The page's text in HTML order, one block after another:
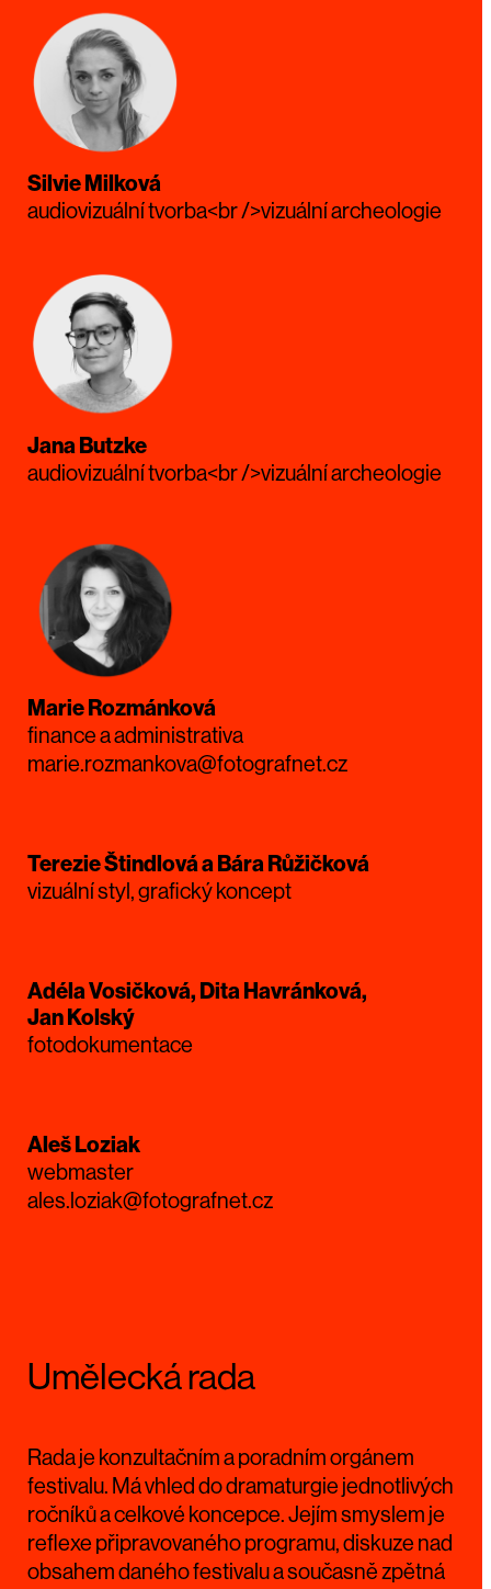
Silvie Milková
audiovizuální tvorba<br />vizuální archeologie
Jana Butzke
audiovizuální tvorba<br />vizuální archeologie
Marie Rozmánková
finance a administrativa
marie.rozmankova@fotografnet.cz
Terezie Štindlová a Bára Růžičková
vizuální styl, grafický koncept
Adéla Vosičková, Dita Havránková,
Jan Kolský
fotodokumentace
Aleš Loziak
webmaster
ales.loziak@fotografnet.cz
Umělecká rada
Rada je konzultačním a poradním orgánem
festivalu. Má vhled do dramaturgie jednotlivých
ročníků a celkové koncepce. Jejím smyslem je
reflexe připravovaného programu, diskuze nad
obsahem daného festivalu a současně zpětná